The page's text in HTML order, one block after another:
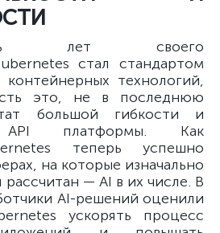
лет своего
стал стандартом
технологий,
это, не в последнюю
большой гибкости и
API платформы. Как
теперь успешно
на которые изначально
— AI в их числе. В
AI-решений оценили
ускорять процесс